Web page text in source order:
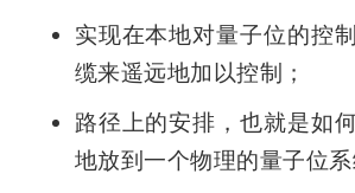
实现在本地对量子位的控
缆来遥远地加以控制；
路径上的安排，也就是如
地放到一个物理的量子位系